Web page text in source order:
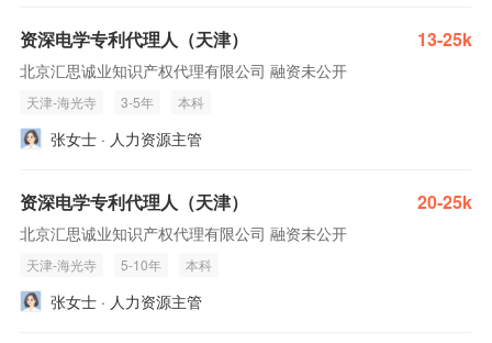
资深电学专利代理人（天津） 13-25k
北京汇思诚业知识产权代理有限公司 融资未公开
天津-海光寺 3-5年 本科
张女士 · 人力资源主管
资深电学专利代理人（天津） 20-25k
北京汇思诚业知识产权代理有限公司 融资未公开
天津-海光寺 5-10年 本科
张女士 · 人力资源主管